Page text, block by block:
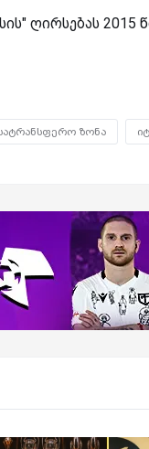
ღირსებას 2015
ზონა